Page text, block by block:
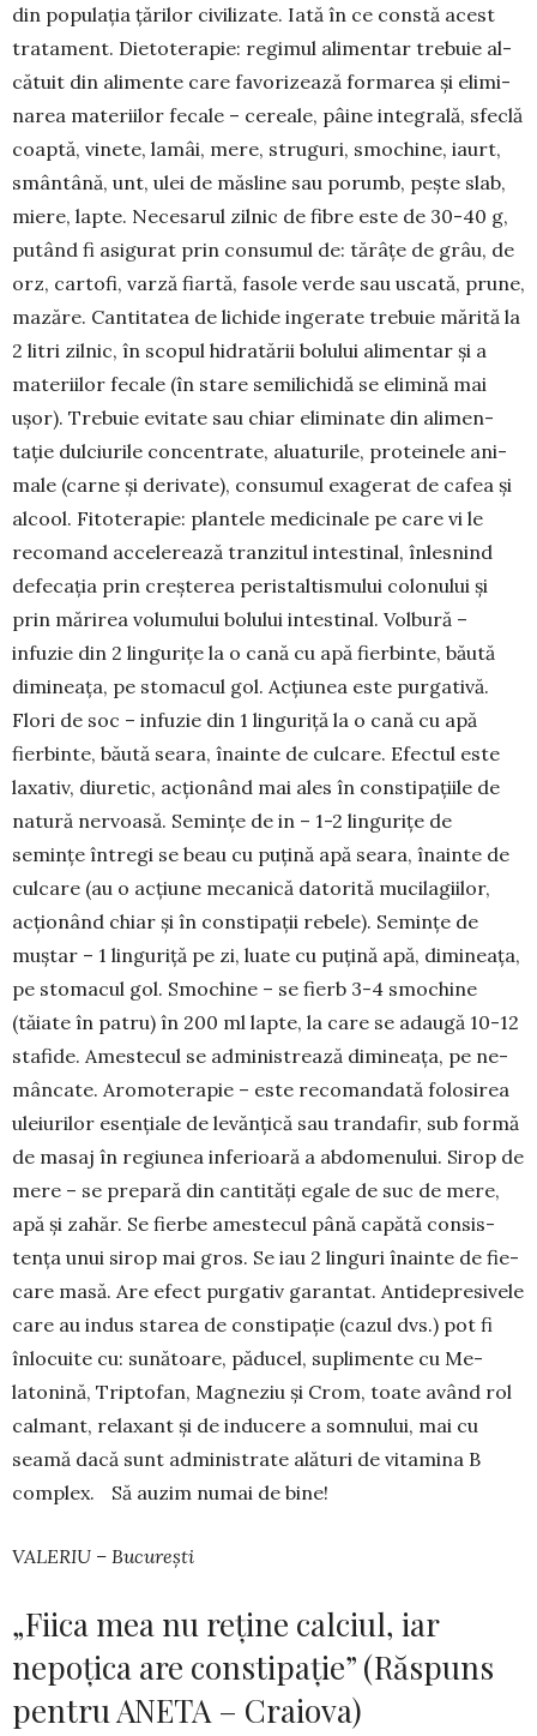
din populația țărilor civilizate. Iată în ce cons­tă acest
tra­tament. Dieto­terapie: regimul alimen­tar trebuie al­
că­tuit din alimente care favori­zează for­marea și elimi­
narea materiilor fecale – cereale, pâi­ne integrală, sfec­lă
coaptă, vinete, la­mâi, mere, stru­guri, smochine, iaurt,
smântână, unt, ulei de măsline sau porumb, pește slab,
miere, lapte. Ne­ce­sarul zilnic de fibre este de 30-40 g,
pu­tând fi asigurat prin consumul de: tă­râțe de grâu, de
orz, cartofi, varză fiartă, fasole ver­de sau us­cată, prune,
mazăre. Can­ti­tatea de li­chide in­gerate trebuie mărită la
2 litri zil­nic, în scopul hidra­tă­rii bolului alimentar și a
ma­teriilor fecale (în stare se­milichidă se elimină mai
ușor). Trebuie evitate sau chiar eliminate din ali­men­
tație dulciurile concen­tra­te, aluaturile, proteinele ani­
male (carne și deri­vate), con­sumul exagerat de cafea și
alcool. Fito­terapie: plan­tele medicinale pe care vi le
recomand accelerează tranzitul intestinal, înlesnind
de­fecația prin creșterea peristaltismului colonului și
prin mărirea vo­lu­mului bolului intestinal. Vol­bură –
infuzie din 2 lingurițe la o cană cu apă fier­binte, băută
dimineața, pe stomacul gol. Acțiunea este pur­gativă.
Flori de soc – infuzie din 1 linguriță la o cană cu apă
fierbinte, băută seara, îna­in­te de culcare. Efectul este
laxativ, diuretic, ac­țio­nând mai ales în constipațiile de
natură nervoasă. Semințe de in – 1-2 lingurițe de
semințe în­tregi se beau cu pu­țină apă seara, înainte de
culcare (au o acțiune mecanică da­torită muci­la­giilor,
acțio­nând chiar și în constipații re­be­le). Semințe de
muștar – 1 linguriță pe zi, luate cu pu­țină apă, di­mi­neața,
pe sto­macul gol. Smochine – se fierb 3-4 smo­chine
(tăiate în patru) în 200 ml lapte, la care se ada­ugă 10-12
stafide. Ames­te­cul se ad­mi­nis­trea­ză di­mi­neața, pe ne­
mân­cate. Aro­mo­terapie – este re­co­man­dată folosirea
uleiurilor esen­țiale de le­văn­țică sau trandafir, sub formă
de masaj în regiunea inferioară a ab­domenului. Sirop de
mere – se prepară din can­tități egale de suc de mere,
apă și zahăr. Se fierbe ames­te­cul până capătă con­sis­
ten­ța unui sirop mai gros. Se iau 2 linguri înainte de fie­
care masă. Are efect pur­gativ garantat. Anti­de­pre­si­vele
care au indus starea de constipație (cazul dvs.) pot fi
înlo­cu­ite cu: su­nă­toare, păducel, su­pli­mente cu Me­
latonină, Trip­tofan, Magneziu și Crom, toate având rol
calmant, re­laxant și de in­du­cere a som­nu­lui, mai cu
seamă dacă sunt ad­mi­nis­tra­te alături de vi­tamina B
com­plex. Să auzim numai de bine!
VALERIU – București
„Fiica mea nu reține calciul, iar
nepoțica are constipație” (Răspuns
pentru ANETA – Craiova)